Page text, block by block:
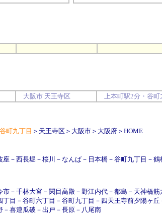
大阪市 天王寺区 上本町駅2分・ 谷町
谷町九丁目 ＞ 天王寺区 ＞ 大阪市 ＞ 大阪府 ＞ HOME
座－ 西長堀 － 桜川 － なんば － 日本橋 － 谷町九丁目 － 鶴
市 － 千林大宮 － 関目高殿 － 野江内代 － 都島 － 天神橋筋
丁目 － 谷町六丁目 － 谷町九丁目 － 四天王寺前夕陽ヶ丘
－ 喜連瓜破 － 出戸 － 長原 － 八尾南